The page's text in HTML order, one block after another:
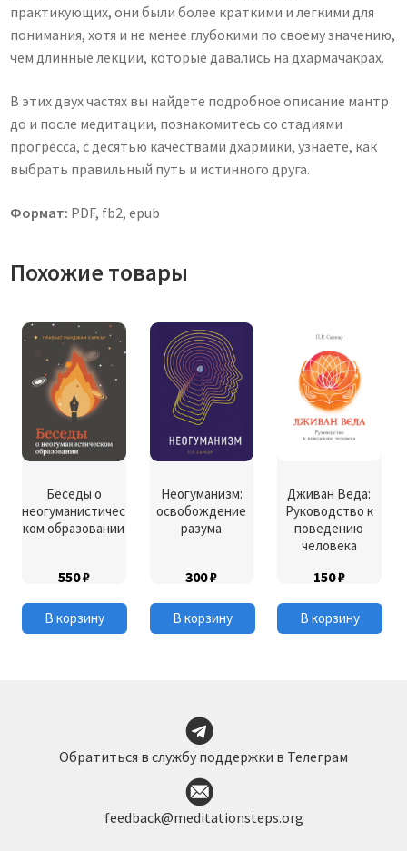
практикующих, они были более краткими и легкими для
понимания, хотя и не менее глубокими по своему значению,
чем длинные лекции, которые давались на дхармачакрах.
В этих двух частях вы найдете подробное описание мантр
до и после медитации, познакомитесь со стадиями
прогресса, с десятью качествами дхармики, узнаете, как
выбрать правильный путь и истинного друга.
Формат: PDF, fb2, epub
Похожие товары
Беседы о
неогуманистичес
ком образовании
550₽
В корзину
Неогуманизм:
освобождение
разума
300₽
В корзину
Дживан Веда:
Руководство к
поведению
человека
150₽
В корзину
Обратиться в службу поддержки в Телеграм
feedback@meditationsteps.org